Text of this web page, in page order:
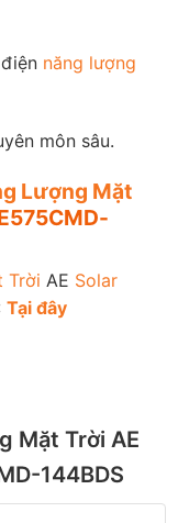
năng lượng
môn sâu.
Lượng Mặt
Trời AE Solar
Tại đây
Mặt Trời AE
144BDS